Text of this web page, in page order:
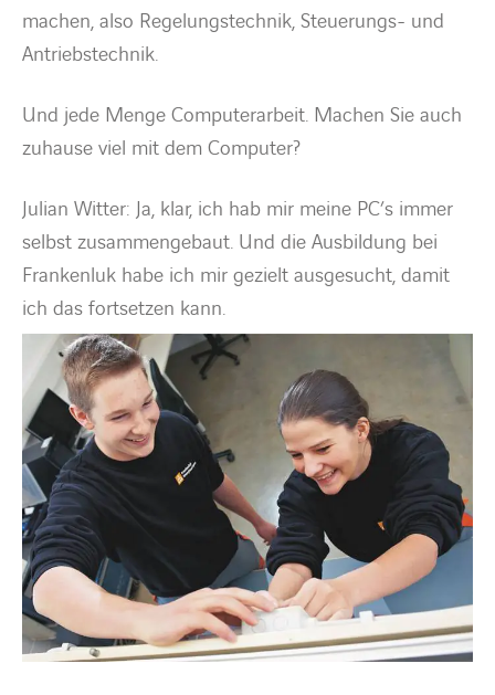
machen, also Regelungstechnik, Steuerungs- und
Antriebstechnik.
Und jede Menge Computerarbeit. Machen Sie auch
zuhause viel mit dem Computer?
Julian Witter: Ja, klar, ich hab mir meine PC’s immer
selbst zusammengebaut. Und die Ausbildung bei
Frankenluk habe ich mir gezielt ausgesucht, damit
ich das fortsetzen kann.